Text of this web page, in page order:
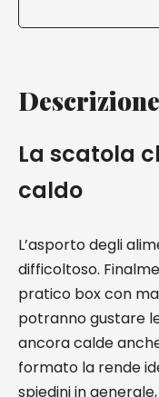
Descrizione
La scatola
caldo
L’asporto degli
difficoltoso.
pratico box con
potranno gustare
ancora calde
formato la rende
spiedini in